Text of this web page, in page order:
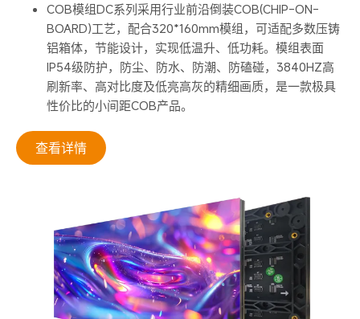
COB模组DC系列采用行业前沿倒装COB(CHIP-ON-
BOARD)工艺，配合320*160mm模组，可适配多数压铸
铝箱体，节能设计，实现低温升、低功耗。模组表面
IP54级防护，防尘、防水、防潮、防磕碰，3840HZ高
刷新率、高对比度及低亮高灰的精细画质，是一款极具
性价比的小间距COB产品。
查看详情